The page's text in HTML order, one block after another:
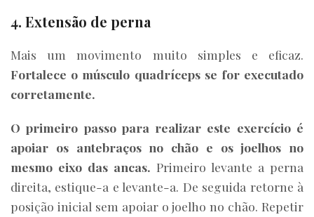
4. Extensão de perna
Mais um movimento muito simples e eficaz.
Fortalece o músculo quadríceps se for executado
corretamente.
O primeiro passo para realizar este exercício é
apoiar os antebraços no chão e os joelhos no
mesmo eixo das ancas. Primeiro levante a perna
direita, estique-a e levante-a. De seguida retorne à
posição inicial sem apoiar o joelho no chão. Repetir